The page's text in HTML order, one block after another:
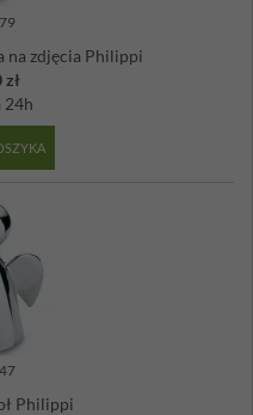
na zdjęcia Philippi
24h
Philippi